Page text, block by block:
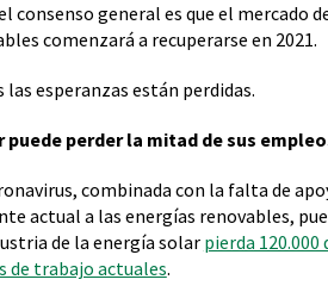
consenso general es que el mercado
comenzará a recuperarse en 2021.
esperanzas están perdidas.
puede perder la mitad de sus
combinada con la falta de
actual a las energías renovables,
de la energía solar pierda 120.000
de trabajo actuales.